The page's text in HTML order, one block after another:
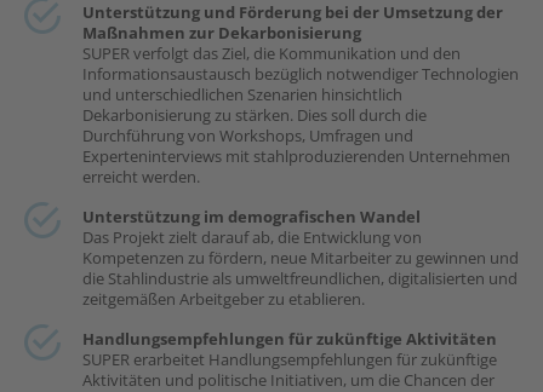
Unterstützung und Förderung bei der Umsetzung der
Maßnahmen zur Dekarbonisierung
SUPER verfolgt das Ziel, die Kommunikation und den
Informationsaustausch bezüglich notwendiger Technologien
und unterschiedlichen Szenarien hinsichtlich
Dekarbonisierung zu stärken. Dies soll durch die
Durchführung von Workshops, Umfragen und
Experteninterviews mit stahlproduzierenden Unternehmen
erreicht werden.
Unterstützung im demografischen Wandel
Das Projekt zielt darauf ab, die Entwicklung von
Kompetenzen zu fördern, neue Mitarbeiter zu gewinnen und
die Stahlindustrie als umweltfreundlichen, digitalisierten und
zeitgemäßen Arbeitgeber zu etablieren.
Handlungsempfehlungen für zukünftige Aktivitäten
SUPER erarbeitet Handlungsempfehlungen für zukünftige
Aktivitäten und politische Initiativen, um die Chancen der